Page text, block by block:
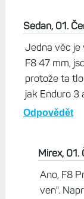
Sedan, 01.
Jedna věc je
F8 47 mm,
protože ta
jak Enduro 3
Odpovědět
Mirex, 01.
Ano, F8
ven".